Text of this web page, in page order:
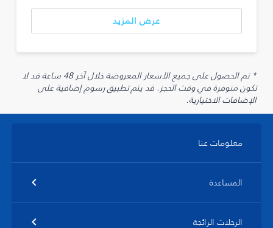
عرض المزيد
* تم الحصول على جميع الأسعار المعروضة خلال آخر 48 ساعة قد لا
تكون متوفرة في وقت الحجز. قد يتم تطبيق رسوم إضافية على
الإضافات الاختيارية.
معلومات عنا
المساعدة
الرحلات الرائجة